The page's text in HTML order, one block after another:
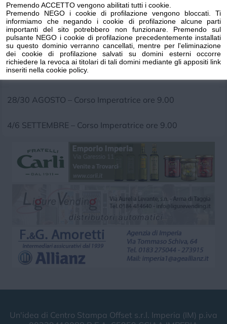
Premendo ACCETTO vengono abilitati tutti i cookie.
Premendo NEGO i cookie di profilazione vengono bloccati. Ti
informiamo che negando i cookie di profilazione alcune parti
importanti del sito potrebbero non funzionare. Premendo sul
pulsante NEGO i cookie di profilazione precedentemente installati
su questo dominio verranno cancellati, mentre per l'eliminazione
dei cookie di profilazione salvati su domini esterni occorre
richiedere la revoca ai titolari di tali domini mediante gli appositi link
inseriti nella cookie policy.
10/12 LUGLIO – Pass. Salvo D’Acquisto ore 17.00
24/26 LUGLIO – Corso Imperatrice ore 9.00
14/16 AGOSTO – Pass. Salvo D’Acquisto ore 17.00
28/30 AGOSTO – Corso Imperatrice ore 9.00
4/6 SETTEMBRE – Corso Imperatrice ore 9.00
Un'idea di Centro Stampa Offset s.r.l. Imperia (IM) p.iva